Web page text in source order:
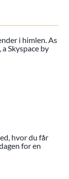
i himlen. As
Skyspace by
hvor du får
for en